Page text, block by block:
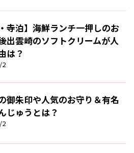
寺泊】海鮮ランチ一押しのお
出雲崎のソフトクリームが人
は？
2
御朱印や人気のお守り＆有名
じゅうとは？
2